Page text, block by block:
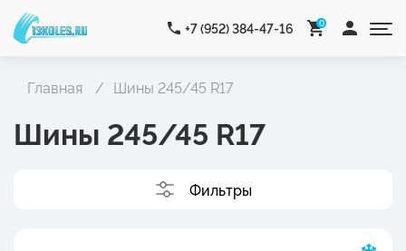
+7 (952) 384-47-16 0
Главная Шины 245/45 R17
Шины 245/45 R17
Фильтры